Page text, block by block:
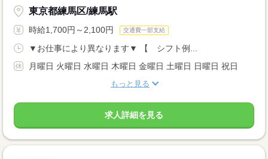
東京都練馬区/練馬駅
時給1,700円～2,100円 交通費一部支給
▼お仕事により異なります▼ 【 シフト例...
月曜日 火曜日 水曜日 木曜日 金曜日 土曜日 日曜日 祝日
もっと見る
求人詳細を見る